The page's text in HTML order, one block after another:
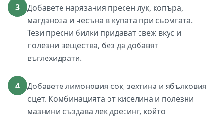
3
Добавете нарязания пресен лук, копъра,
магданоза и чесъна в купата при сьомгата.
Тези пресни билки придават свеж вкус и
полезни вещества, без да добавят
въглехидрати.
4
Добавете лимоновия сок, зехтина и ябълковия
оцет. Комбинацията от киселина и полезни
мазнини създава лек дресинг, който